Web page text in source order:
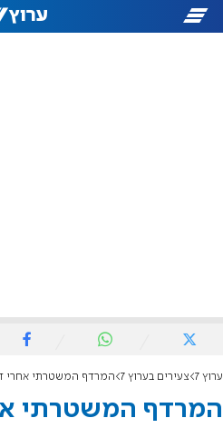
ערוץ 7 צעירים בערוץ 7 המרדף המשטרתי אחרי
המרדף המשטרתי